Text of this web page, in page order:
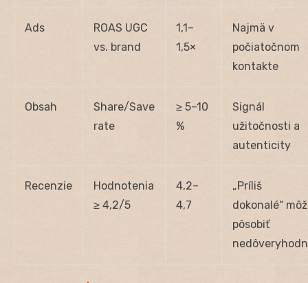
Ads
ROAS UGC
vs. brand
1,1–
1,5×
Najmä v
počiatočnom
kontakte
Obsah
Share/Save
rate
≥ 5–10
%
Signál
užitočnosti a
autenticity
Recenzie
Hodnotenia
≥ 4,2/5
4,2–
4,7
„Príliš
dokonalé“
pôsobiť